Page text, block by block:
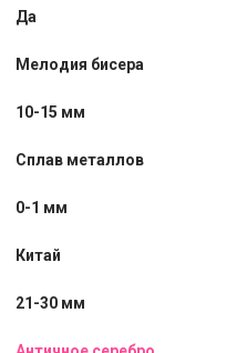
Да
Мелодия бисера
10-15 мм
Сплав металлов
0-1 мм
Китай
21-30 мм